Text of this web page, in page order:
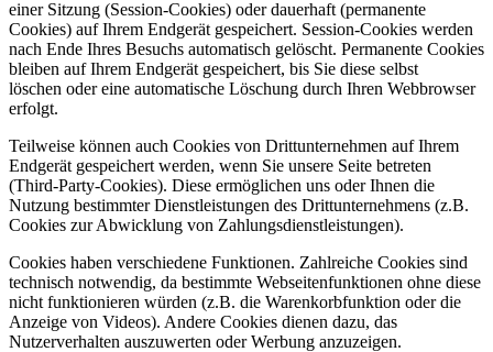
einer Sitzung (Session-Cookies) oder dauerhaft (permanente
Cookies) auf Ihrem Endgerät gespeichert. Session-Cookies werden
nach Ende Ihres Besuchs automatisch gelöscht. Permanente Cookies
bleiben auf Ihrem Endgerät gespeichert, bis Sie diese selbst
löschen oder eine automatische Löschung durch Ihren Webbrowser
erfolgt.
Teilweise können auch Cookies von Drittunternehmen auf Ihrem
Endgerät gespeichert werden, wenn Sie unsere Seite betreten
(Third-Party-Cookies). Diese ermöglichen uns oder Ihnen die
Nutzung bestimmter Dienstleistungen des Drittunternehmens (z.B.
Cookies zur Abwicklung von Zahlungsdienstleistungen).
Cookies haben verschiedene Funktionen. Zahlreiche Cookies sind
technisch notwendig, da bestimmte Webseitenfunktionen ohne diese
nicht funktionieren würden (z.B. die Warenkorbfunktion oder die
Anzeige von Videos). Andere Cookies dienen dazu, das
Nutzerverhalten auszuwerten oder Werbung anzuzeigen.